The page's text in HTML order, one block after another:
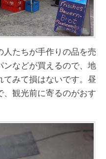
たちが手作りの品を売
ンなどが買えるので、地
てみて損はないです。昼
、観光前に寄るのがおす